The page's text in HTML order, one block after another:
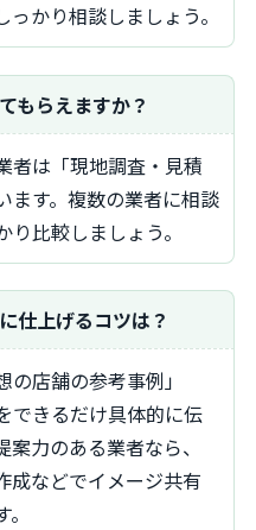
かり相談しましょう。
もらえますか？
ます。複数の業者に相談
比較しましょう。
仕上げるコツは？
できるだけ具体的に伝
力のある業者なら、
成などでイメージ共有